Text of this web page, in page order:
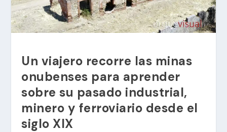
Un viajero recorre las minas
onubenses para aprender
sobre su pasado industrial,
minero y ferroviario desde el
siglo XIX